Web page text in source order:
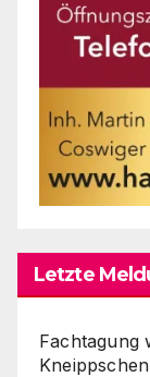
Letzte
Fachtagung